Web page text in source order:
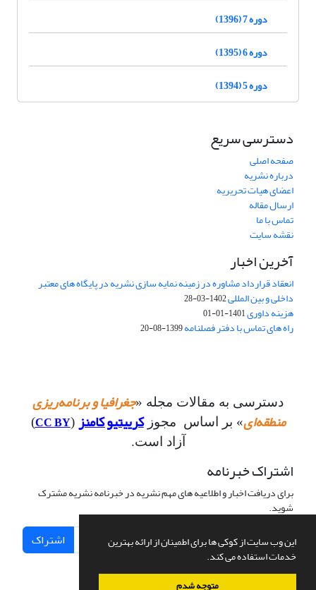
این وب سایت از کوکی ها برای اطمینان از ارائه بهترین
خدمات استفاده می کند.
متوجه شدم
دوره 7 (1396)
دوره 6 (1395)
دوره 5 (1394)
دسترسی سریع
صفحه اصلی
درباره نشریه
اعضای هیات تحریریه
ارسال مقاله
تماس با ما
نقشه سایت
آخرین اخبار
انعقاد قرارداد مشاوره در زمینه نمایه سازی نشریه در پایگاه های معتبر
داخلی و بین المللی1402-03-28
هزینه داوری1401-01-01
راه های تماس با دفتر فصلنامه1399-08-20
دسترسی به مقالات مجله «جغرافیا و برنامه‌ریزی
منطقه‌ای» بر اساس مجوزکرییتیو کامنز (
CC BY
)
آزاد است.
اشتراک خبرنامه
برای دریافت اخبار و اطلاعیه های مهم نشریه در خبرنامه نشریه مشترک
شوید.
اشتراک